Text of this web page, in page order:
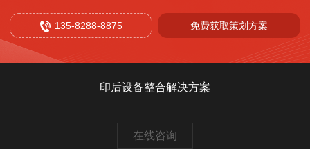
135-8288-8875 免费获取策划方案
印后设备整合解决方案
在线咨询